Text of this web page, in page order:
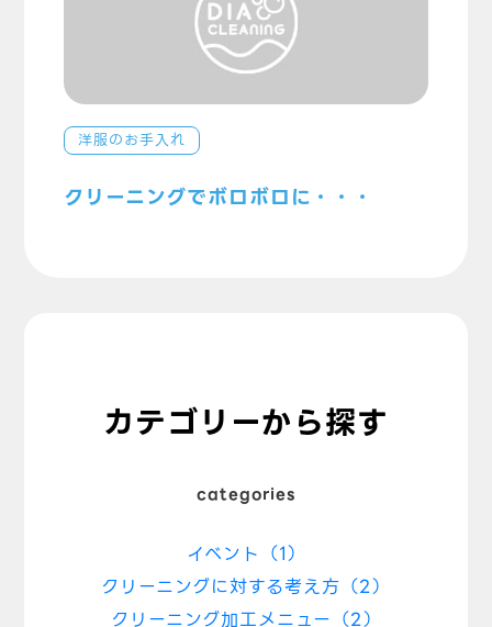
洋服のお手入れ
クリーニングでボロボロに・・・
カテゴリーから探す
categories
イベント（1）
クリーニングに対する考え方（2）
クリーニング加工メニュー（2）